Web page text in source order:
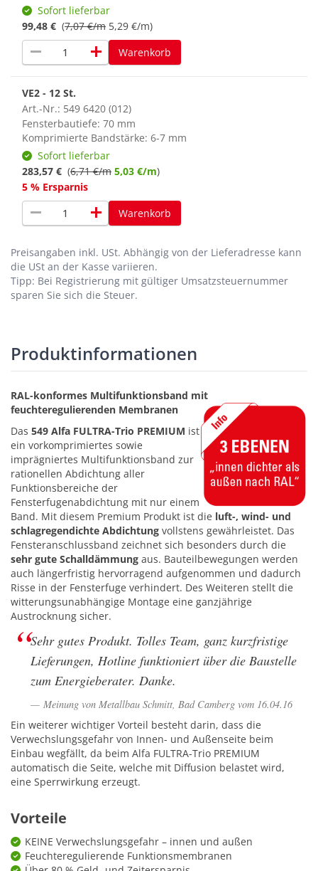
Sofort lieferbar
99,48 € (7,07 €/m 5,29 €/m)
remove add Warenkorb
VE2 - 12 St.
Art.-Nr.: 549 6420 (012)
Fensterbautiefe: 70 mm
Komprimierte Bandstärke: 6-7 mm
Sofort lieferbar
283,57 € (6,71 €/m 5,03 €/m)
5 % Ersparnis
remove add Warenkorb
Preisangaben inkl. USt. Abhängig von der Lieferadresse kann
die USt an der Kasse variieren.
Tipp: Bei Registrierung mit gültiger Umsatzsteuernummer
sparen Sie sich die Steuer.
Produktinformationen
RAL-konformes Multifunktionsband mit
feuchteregulierenden Membranen
Das 549 Alfa FULTRA-Trio PREMIUM ist
ein vorkomprimiertes sowie
imprägniertes Multifunktionsband zur
rationellen Abdichtung aller
Funktionsbereiche der
Fensterfugenabdichtung mit nur einem
Band. Mit diesem Premium Produkt ist die luft-, wind- und
schlagregendichte Abdichtung vollstens gewährleistet. Das
Fensteranschlussband zeichnet sich besonders durch die
sehr gute Schalldämmung aus. Bauteilbewegungen werden
auch längerfristig hervorragend aufgenommen und dadurch
Risse in der Fensterfuge verhindert. Des Weiteren stellt die
witterungsunabhängige Montage eine ganzjährige
Austrocknung sicher.
Sehr gutes Produkt. Tolles Team, ganz kurzfristige
Lieferungen, Hotline funktioniert über die Baustelle
zum Energieberater. Danke.
Meinung von Metallbau Schmitt, Bad Camberg vom 16.04.16
Ein weiterer wichtiger Vorteil besteht darin, dass die
Verwechslungsgefahr von Innen- und Außenseite beim
Einbau wegfällt, da beim Alfa FULTRA-Trio PREMIUM
automatisch die Seite, welche mit Diffusion belastet wird,
eine Sperrwirkung erzeugt.
Vorteile
KEINE Verwechslungsgefahr – innen und außen
Feuchteregulierende Funktionsmembranen